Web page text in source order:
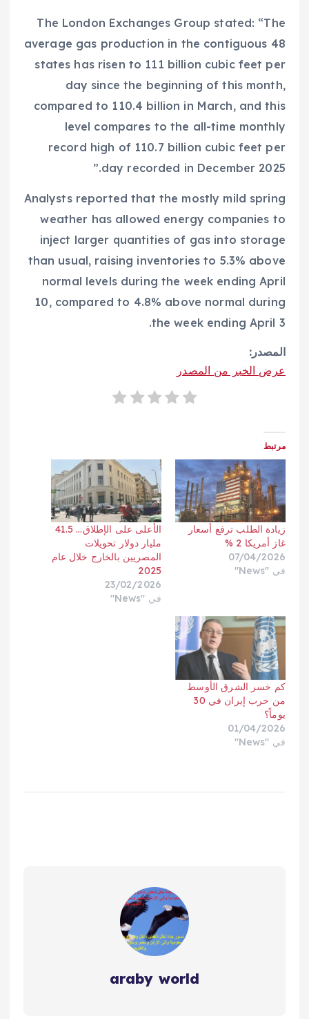
The London Exchanges Group stated: “The
average gas production in the contiguous 48
states has risen to 111 billion cubic feet per
day since the beginning of this month,
compared to 110.4 billion in March, and this
level compares to the all-time monthly
record high of 110.7 billion cubic feet per
day recorded in December 2025.”
Analysts reported that the mostly mild spring
weather has allowed energy companies to
inject larger quantities of gas into storage
than usual, raising inventories to 5.3% above
normal levels during the week ending April
10, compared to 4.8% above normal during
the week ending April 3.
المصدر:
عرض الخبر من المصدر
مرتبط
زيادة الطلب ترفع أسعار
غاز أمريكا 2 %
07/04/2026
في "News"
الأعلى على الإطلاق… 41.5
مليار دولار تحويلات
المصريين بالخارج خلال عام
2025
23/02/2026
في "News"
كم خسر الشرق الأوسط
من حرب إيران في 30
يوماً؟
01/04/2026
في "News"
araby world